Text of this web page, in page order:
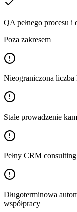
QA pełnego procesu i
Poza zakresem
Nieograniczona liczba
Stałe prowadzenie
Pełny CRM
Długoterminowa
współpracy